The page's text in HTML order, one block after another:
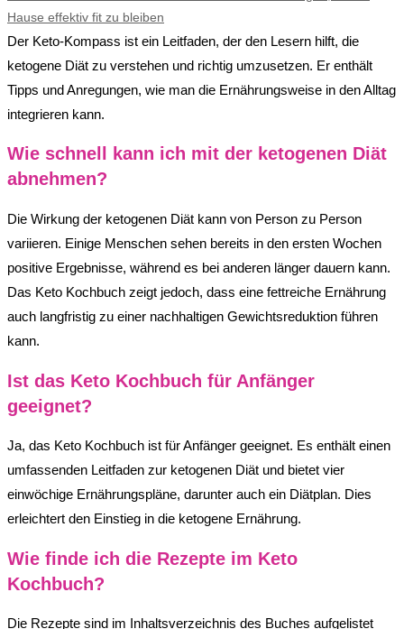
Hause effektiv fit zu bleiben
Der Keto-Kompass ist ein Leitfaden, der den Lesern hilft, die
ketogene Diät zu verstehen und richtig umzusetzen. Er enthält
Tipps und Anregungen, wie man die Ernährungsweise in den Alltag
integrieren kann.
Wie schnell kann ich mit der ketogenen Diät
abnehmen?
Die Wirkung der ketogenen Diät kann von Person zu Person
variieren. Einige Menschen sehen bereits in den ersten Wochen
positive Ergebnisse, während es bei anderen länger dauern kann.
Das Keto Kochbuch zeigt jedoch, dass eine fettreiche Ernährung
auch langfristig zu einer nachhaltigen Gewichtsreduktion führen
kann.
Ist das Keto Kochbuch für Anfänger
geeignet?
Ja, das Keto Kochbuch ist für Anfänger geeignet. Es enthält einen
umfassenden Leitfaden zur ketogenen Diät und bietet vier
einwöchige Ernährungspläne, darunter auch ein Diätplan. Dies
erleichtert den Einstieg in die ketogene Ernährung.
Wie finde ich die Rezepte im Keto
Kochbuch?
Die Rezepte sind im Inhaltsverzeichnis des Buches aufgelistet